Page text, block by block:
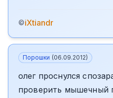
©iXtiandr
Порошки (06.09.2012)
олег проснулся
проверить мышечный